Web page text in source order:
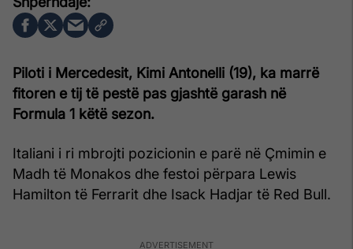
Piloti i Mercedesit, Kimi Antonelli (19), ka marrë
fitoren e tij të pestë pas gjashtë garash në
Formula 1 këtë sezon.
Italiani i ri mbrojti pozicionin e parë në Çmimin e
Madh të Monakos dhe festoi përpara Lewis
Hamilton të Ferrarit dhe Isack Hadjar të Red Bull.